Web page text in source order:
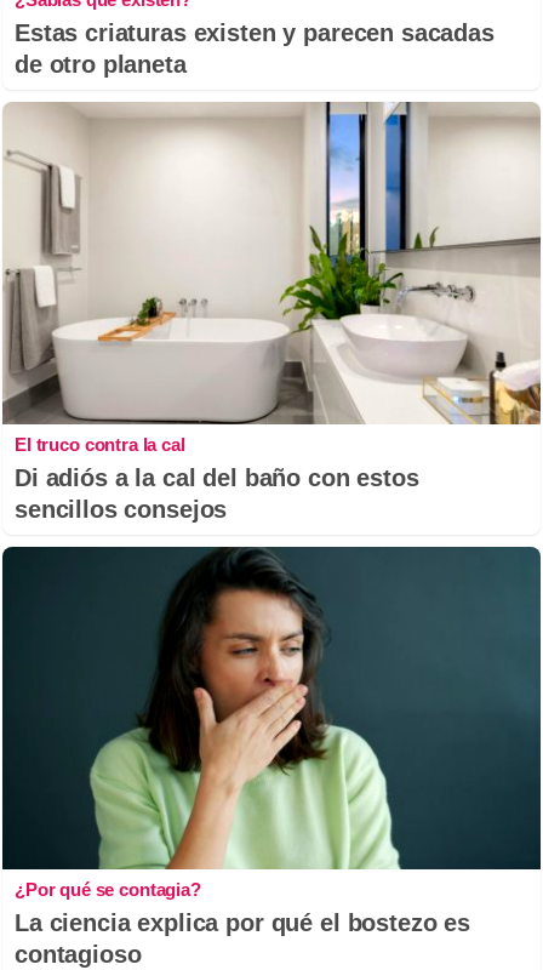
Estas criaturas existen y parecen sacadas
de otro planeta
El truco contra la cal
Di adiós a la cal del baño con estos
sencillos consejos
¿Por qué se contagia?
La ciencia explica por qué el bostezo es
contagioso